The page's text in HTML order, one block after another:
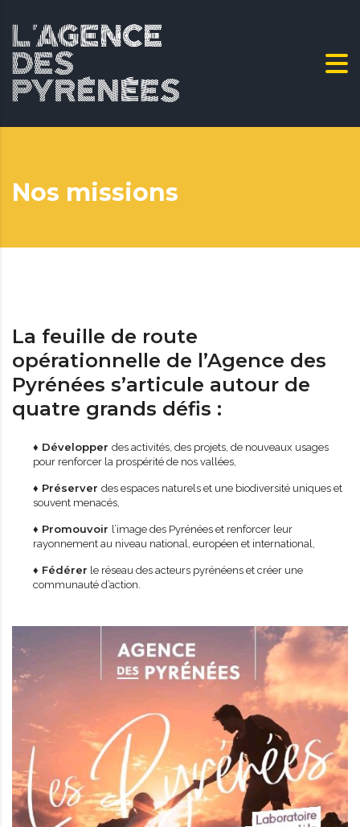
Nos missions
La feuille de route
opérationnelle de l’Agence des
Pyrénées s’articule autour de
quatre grands défis :
♦ Développer des activités, des projets, de nouveaux usages
pour renforcer la prospérité de nos vallées,
♦ Préserver des espaces naturels et une biodiversité uniques et
souvent menacés,
♦ Promouvoir l’image des Pyrénées et renforcer leur
rayonnement au niveau national, européen et international,
♦ Fédérer le réseau des acteurs pyrénéens et créer une
communauté d’action.